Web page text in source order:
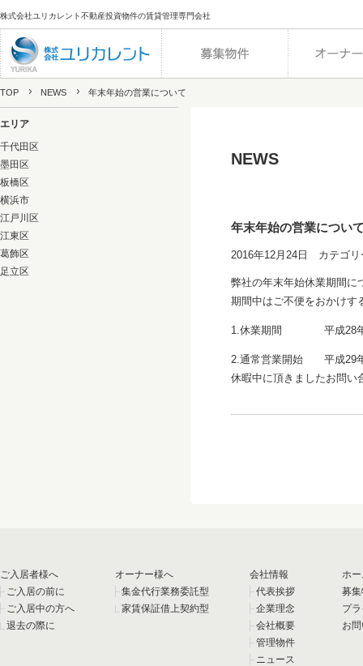
株式会社ユリカレント不動産投資物件の賃貸管理専門会社
TOP NEWS 年末年始の営業について
エリア
千代田区
墨田区
板橋区
横浜市
江戸川区
江東区
葛飾区
足立区
NEWS
年末年始の営業につい
2016年12月24日 カテゴ
弊社の年末年始休業期間に
期間中はご不便をおかけす
1.休業期間 平成28年
2.通常営業開始 平成29
休暇中に頂きましたお問い
ご入居者様へ
ご入居の前に
ご入居中の方へ
退去の際に
オーナー様へ
集金代行業務委託型
家賃保証借上契約型
会社情報
代表挨拶
企業理念
会社概要
管理物件
ニュース
ホ
募
プ
お